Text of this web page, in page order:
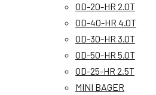
OD-20-HR 2.0T
OD-40-HR 4.0T
OD-30-HR 3.0T
OD-50-HR 5.0T
OD-25-HR 2.5T
MINI BAGER